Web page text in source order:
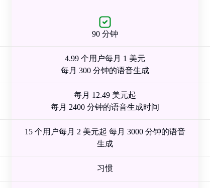
90 分钟
4.99 个用户每月 1 美元
每月 300 分钟的语音生成
每月 12.49 美元起
每月 2400 分钟的语音生成时间
15 个用户每月 2 美元起 每月 3000 分钟的语音
生成
习惯